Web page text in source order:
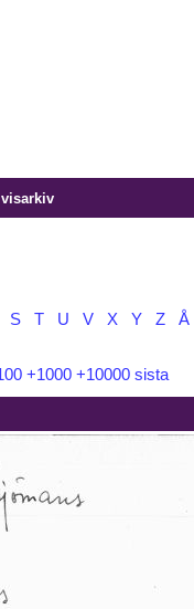
S T U V X Y Z Å
+1000 +10000 sista